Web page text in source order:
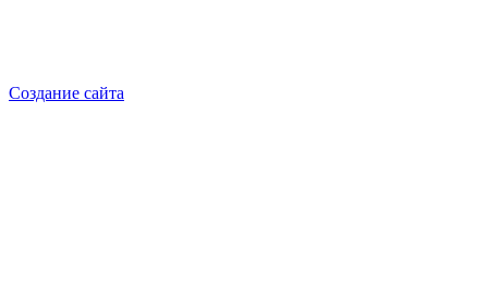
Создание сайта